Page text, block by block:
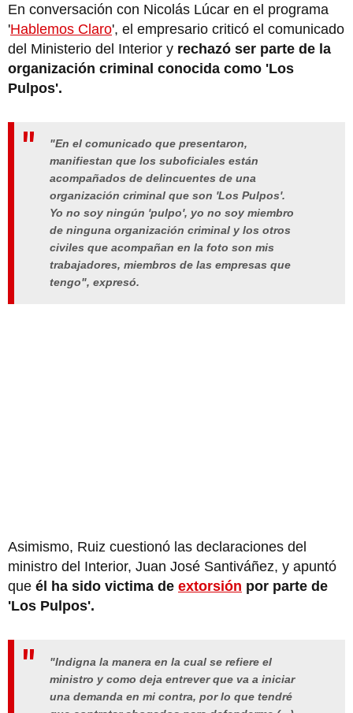
En conversación con Nicolás Lúcar en el programa
'Hablemos Claro', el empresario criticó el comunicado
del Ministerio del Interior y rechazó ser parte de la
organización criminal conocida como 'Los
Pulpos'.
"En el comunicado que presentaron,
manifiestan que los suboficiales están
acompañados de delincuentes de una
organización criminal que son 'Los Pulpos'.
Yo no soy ningún 'pulpo', yo no soy miembro
de ninguna organización criminal y los otros
civiles que acompañan en la foto son mis
trabajadores, miembros de las empresas que
tengo", expresó.
Asimismo, Ruiz cuestionó las declaraciones del
ministro del Interior, Juan José Santiváñez, y apuntó
que él ha sido victima de extorsión por parte de
'Los Pulpos'.
"Indigna la manera en la cual se refiere el
ministro y como deja entrever que va a iniciar
una demanda en mi contra, por lo que tendré